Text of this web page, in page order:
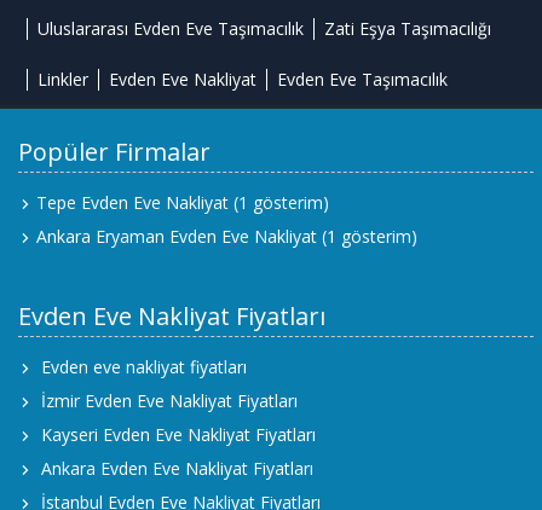
Uluslararası Evden Eve Taşımacılık Zati Eşya Taşımacılığı
Linkler Evden Eve Nakliyat Evden Eve Taşımacılık
Popüler Firmalar
Tepe Evden Eve Nakliyat (1 gösterim)
Ankara Eryaman Evden Eve Nakliyat (1 gösterim)
Evden Eve Nakliyat Fiyatları
Evden eve nakliyat fiyatları
İzmir Evden Eve Nakliyat Fiyatları
Kayseri Evden Eve Nakliyat Fiyatları
Ankara Evden Eve Nakliyat Fiyatları
İstanbul Evden Eve Nakliyat Fiyatları